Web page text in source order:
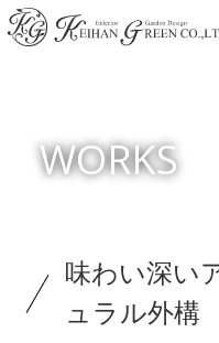
WORKS
味わい深い
ュラル外構